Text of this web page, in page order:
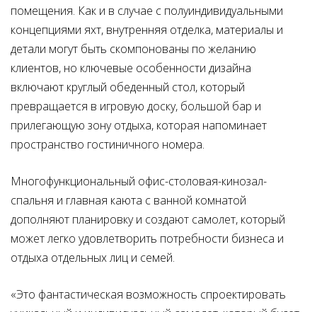
помещения. Как и в случае с полуиндивидуальными
концепциями яхт, внутренняя отделка, материалы и
детали могут быть скомпонованы по желанию
клиентов, но ключевые особенности дизайна
включают круглый обеденный стол, который
превращается в игровую доску, большой бар и
прилегающую зону отдыха, которая напоминает
пространство гостиничного номера.
Многофункциональный офис-столовая-кинозал-
спальня и главная каюта с ванной комнатой
дополняют планировку и создают самолет, который
может легко удовлетворить потребности бизнеса и
отдыха отдельных лиц и семей.
«Это фантастическая возможность спроектировать